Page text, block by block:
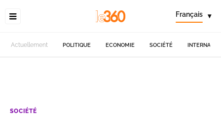
Français ▾
Actuellement POLITIQUE ECONOMIE SOCIÉTÉ
SOCIÉTÉ